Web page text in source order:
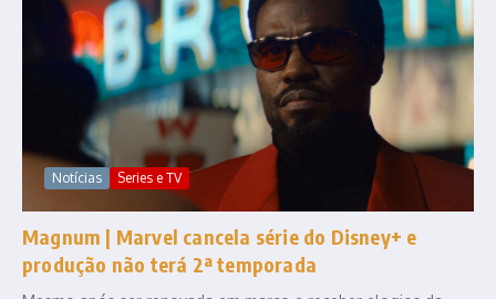
Notícias Series e TV
Magnum | Marvel cancela série do Disney+ e
produção não terá 2ª temporada